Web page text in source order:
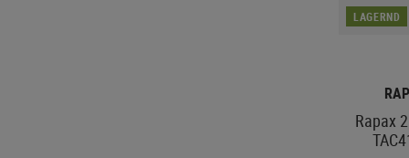
LAGERND
Rapax